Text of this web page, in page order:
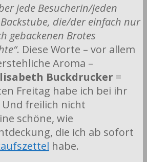
jede Besucherin/jeden
die/der einfach nur
gebackenen Brotes
. Diese Worte – vor allem
Aroma –
Buckdrucker =
Freitag habe ich bei ihr
freilich nicht
schöne, wie
die ich ab sofort
habe.